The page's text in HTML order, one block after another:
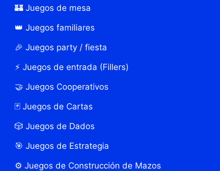
🏰 Juegos de mesa
👑 Juegos familiares
🎉 Juegos party / fiesta
⚡ Juegos de entrada (Fillers)
🤝 Juegos Cooperativos
🃏 Juegos de Cartas
🎲 Juegos de Dados
🎯 Juegos de Estrategia
⚙️ Juegos de Construcción de Mazos